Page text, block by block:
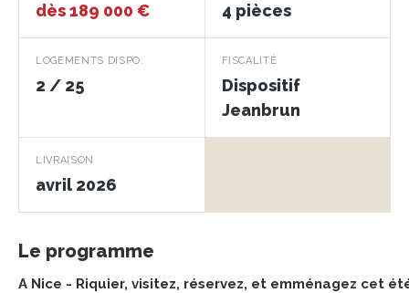
NICE · 06300
dès 189 000 € 4 pièces
LOGEMENTS DISPO.
2 / 25
FISCALITÉ
Dispositif
Jeanbrun
LIVRAISON
avril 2026
Le programme
A Nice - Riquier, visitez, réservez, et emménagez cet